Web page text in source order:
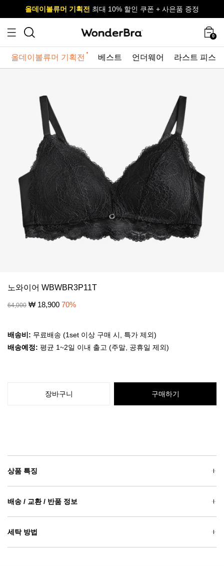
사이즈 무료 교환 서비스
올데이볼류머 기획전 최대 10% 할인 쿠폰 + 사은품 증정
사이즈 무료 교환 서비스
올데이볼류머 기획전
0
올데이볼류머 기획전 베스트 언더웨어 라스트 피스
노와이어 WBWBR3P11T
64,000 ₩ 18,900 70%
배송비: 무료배송 (1set 이상 구매 시, 특가 제외)
배송예정: 평균 1~2일 이내 출고 (주말, 공휴일 제외)
장바구니 구매하기
상품 특징
배송 / 교환 / 반품 정보
세탁 방법